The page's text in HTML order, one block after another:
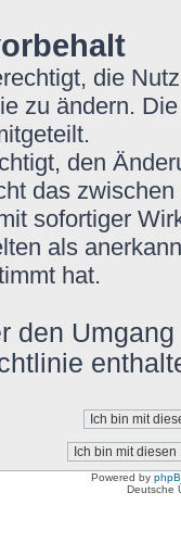
die
zu ändern.
den
das
sofortiger
als
hat.
den
Powered by
Deutsche